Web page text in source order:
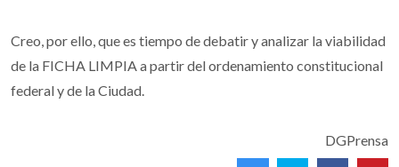
Creo, por ello, que es tiempo de debatir y analizar la viabilidad
de la FICHA LIMPIA a partir del ordenamiento constitucional
federal y de la Ciudad.
DGPrensa